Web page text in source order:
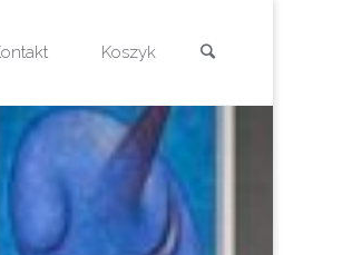
Koszyk